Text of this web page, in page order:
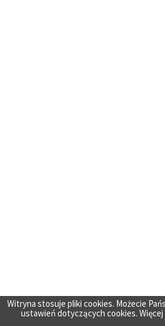
Witryna stosuje pliki cookies. Możecie
ustawień dotyczących cookies.